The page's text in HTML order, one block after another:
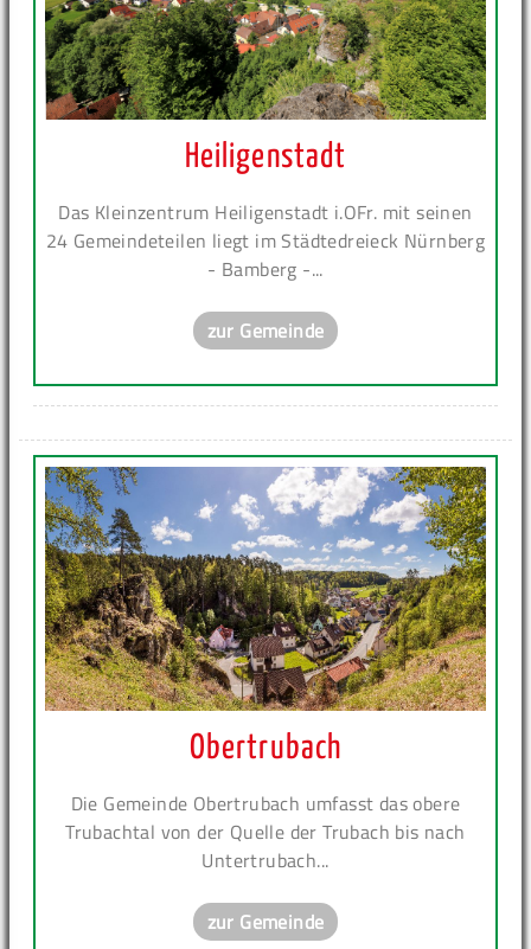
Heiligenstadt
Das Kleinzentrum Heiligenstadt i.OFr. mit seinen
24 Gemeindeteilen liegt im Städtedreieck Nürnberg
- Bamberg -...
zur Gemeinde
Obertrubach
Die Gemeinde Obertrubach umfasst das obere
Trubachtal von der Quelle der Trubach bis nach
Untertrubach...
zur Gemeinde